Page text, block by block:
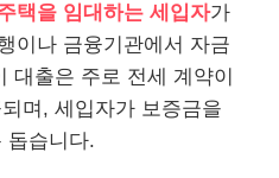
택을 임대하는 세입자가
이나 금융기관에서 자금
대출은 주로 전세 계약이
며, 세입자가 보증금을
돕습니다.